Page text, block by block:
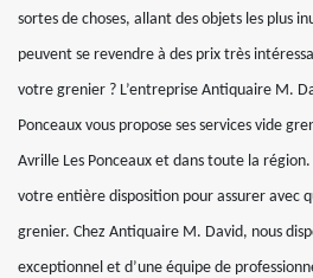
sortes de choses, allant des objets les plus
peuvent se revendre à des prix très
votre grenier ? L’entreprise Antiquaire M.
Ponceaux vous propose ses services vide
Avrille Les Ponceaux et dans toute la
votre entière disposition pour assurer avec
grenier. Chez Antiquaire M. David, nous
exceptionnel et d’une équipe de